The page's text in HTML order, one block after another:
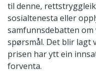
til denne,
sosialtenesta eller
samfunnsdebatten
spørsmål. Det blir lagt
prisen har ytt ein
forventa.